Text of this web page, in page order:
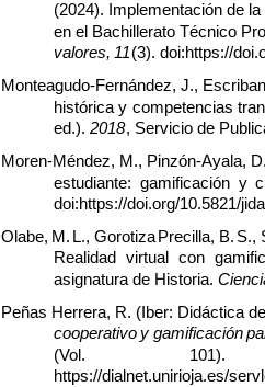
(2024). Implementación de
en el Bachillerato Técnico
valores, 11(3). doi:https://
Monteagudo-Fernández, J.,
histórica y competencias
ed.). 2018, Servicio de
Moren-Méndez, M., Pinzón-Ayala,
estudiante: gamificación y
doi:https://doi.org/10.5821/
Olabe, M. L., Gorotiza Precilla, B. S.,
Realidad
virtual con
asignatura de Historia.
Peñas Herrera, R. (Iber: Didáctica
cooperativo y gamificación
(Vol.
101).
https://dialnet.unirioja.es/